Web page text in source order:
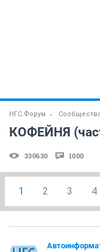
НГС.Форум
КОФЕЙНЯ
330630 1000
1 2 3 4